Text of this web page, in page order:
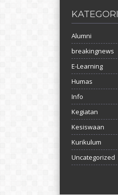
KATEGORI
Alumni
breakingnews
E-Learning
Humas
Info
Kegiatan
Kesiswaan
Kurikulum
Uncategorized